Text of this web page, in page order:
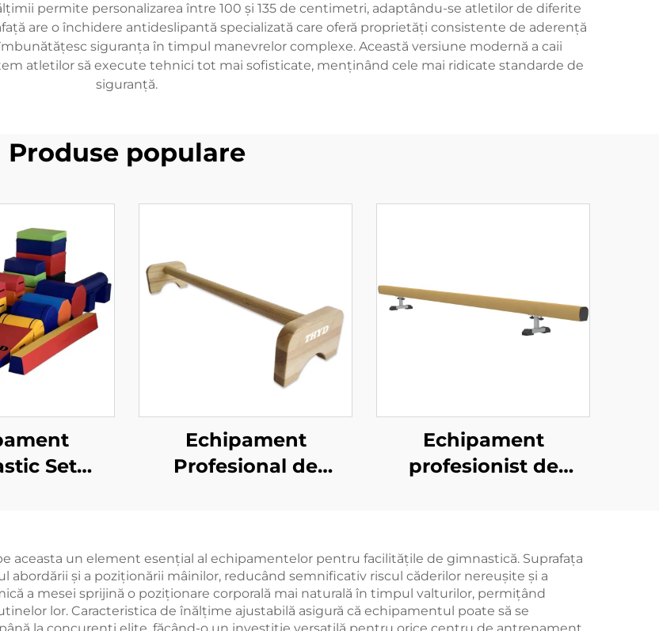
permite personalizarea între 100 și 135 de centimetri, adaptându-se atletilor de diferite
are o închidere antideslipantă specializată care oferă proprietăți consistente de aderență
siguranța în timpul manevrelor complexe. Această versiune modernă a caii
atletilor să execute tehnici tot mai sofisticate, menținând cele mai ridicate standarde de
siguranță.
Produse populare
Set
Echipament
Profesional de
Echipament
profesionist de
aceasta un element esențial al echipamentelor pentru facilitățile de gimnastică. Suprafața
și a poziționării mâinilor, reducând semnificativ riscul căderilor nereușite și a
a mesei sprijină o poziționare corporală mai naturală în timpul valturilor, permițând
lor. Caracteristica de înălțime ajustabilă asigură că echipamentul poate să se